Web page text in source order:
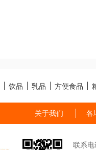
饮品 乳品 方便食品
关于我们 各
联系